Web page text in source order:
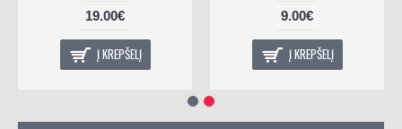
19.00€
Į KREPŠELĮ
9.00€
Į KREPŠELĮ